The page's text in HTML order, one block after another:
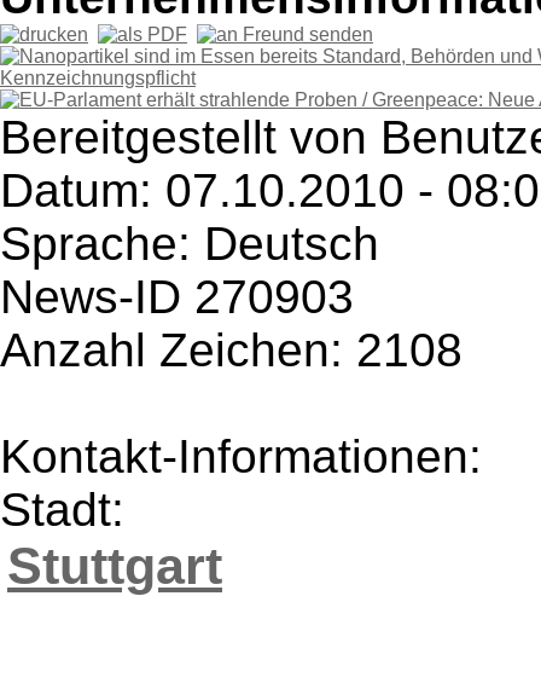
Bereitgestellt von
Datum: 07.10.2010 -
Sprache: Deutsch
News-ID 270903
Anzahl Zeichen: 2108
Kontakt-Informationen:
Stadt:
Stuttgart